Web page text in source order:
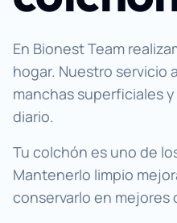
En Bionest Team
hogar. Nuestro servicio
manchas superficiales
diario.
Tu colchón es uno de
Mantenerlo limpio
conservarlo en mejores